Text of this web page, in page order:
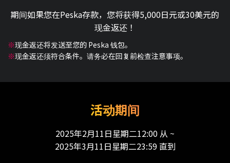
期间如果您在Peska存款，您将获得5,000日元或30美元的
现金返还！
※现金返还将发送至您的 Peska 钱包。
※现金返还须符合条件。请务必在回复前检查注意事项。
活动期间
2025年2月11日星期二12:00 从 ~
2025年3月11日星期二23:59 直到